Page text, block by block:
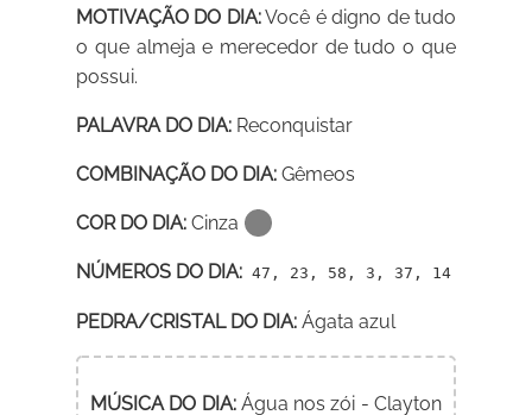
MOTIVAÇÃO DO DIA:Você é digno de tudo
o que almeja e merecedor de tudo o que
possui.
PALAVRA DO DIA: Reconquistar
COMBINAÇÃO DO DIA: Gêmeos
COR DO DIA: Cinza
NÚMEROS DO DIA: 47, 23, 58, 3, 37, 14
PEDRA/CRISTAL DO DIA: Ágata azul
MÚSICA DO DIA:Água nos zói - Clayton